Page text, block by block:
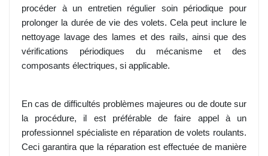
procéder à un entretien régulier soin périodique pour
prolonger la durée de vie des volets. Cela peut inclure le
nettoyage lavage des lames et des rails, ainsi que des
vérifications périodiques du mécanisme et des
composants électriques, si applicable.
En cas de difficultés problèmes majeures ou de doute sur
la procédure, il est préférable de faire appel à un
professionnel spécialiste en réparation de volets roulants.
Ceci garantira que la réparation est effectuée de manière